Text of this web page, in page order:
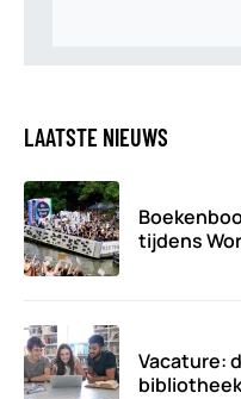
LAATSTE NIEUWS
tijdens
Vacature: